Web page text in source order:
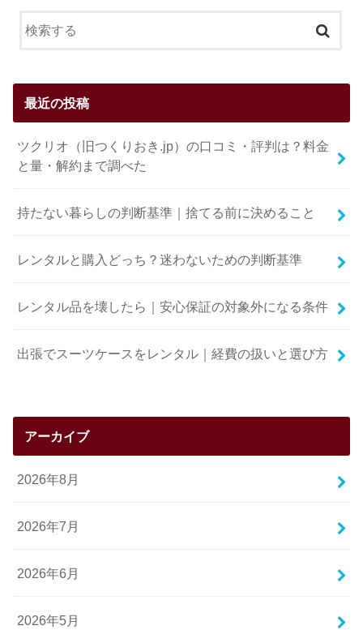
最近の投稿
ツクリオ（旧つくりおき.jp）の口コミ・評判は？料金
と量・解約まで調べた
持たない暮らしの判断基準｜捨てる前に決めること
レンタルと購入どっち？迷わないための判断基準
レンタル品を壊したら｜安心保証の対象外になる条件
出張でスーツケースをレンタル｜経費の扱いと選び方
アーカイブ
2026年8月
2026年7月
2026年6月
2026年5月